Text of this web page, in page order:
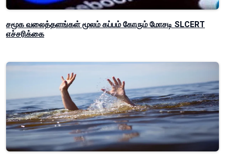
சமூக வலைத்தளங்கள் மூலம் கப்பம் கோரும் மோசடி SLCERT
எச்சரிக்கை